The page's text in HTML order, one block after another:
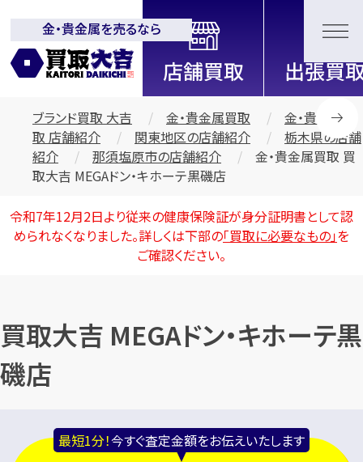
全国2200店舗以上展開中！
信頼と実績の買取専門店「買取大
吉」
金・貴金属を売るなら
ブランド買取 大吉 金・貴金属買取
金・貴金属買
取 店舗紹介
関東地区の店舗紹介
栃木県の店舗
紹介
那須塩原市の店舗紹介
金・貴金属買取 買
取大吉 MEGAドン・キホーテ黒磯店
令和7年12月2日より従来の健康保険証が身分証明書として認
められなくなりました。詳しくは下部の「買取に必要なもの」を
ご確認ください。
買取大吉 MEGAドン・キホーテ黒
磯店
最短1分！今すぐ査定金額をお伝えいたします